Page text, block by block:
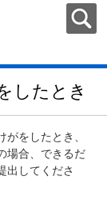
したとき
をしたとき、
場合、できるだ
出してくださ